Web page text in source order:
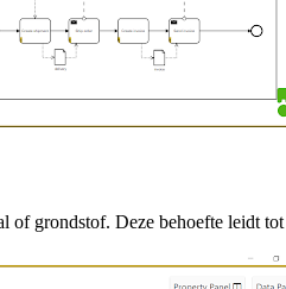
of grondstof. Deze behoefte leidt